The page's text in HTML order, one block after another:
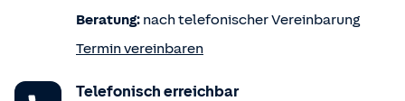
Beratung: nach telefonischer Vereinbarung
Termin vereinbaren
Telefonisch erreichbar